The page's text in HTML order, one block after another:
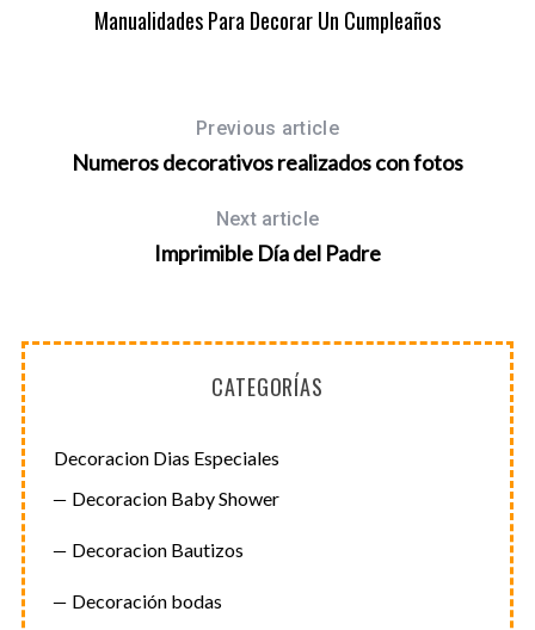
Manualidades Para Decorar Un Cumpleaños
Previous article
Numeros decorativos realizados con fotos
Next article
Imprimible Día del Padre
CATEGORÍAS
Decoracion Dias Especiales
Decoracion Baby Shower
Decoracion Bautizos
Decoración bodas
e
r